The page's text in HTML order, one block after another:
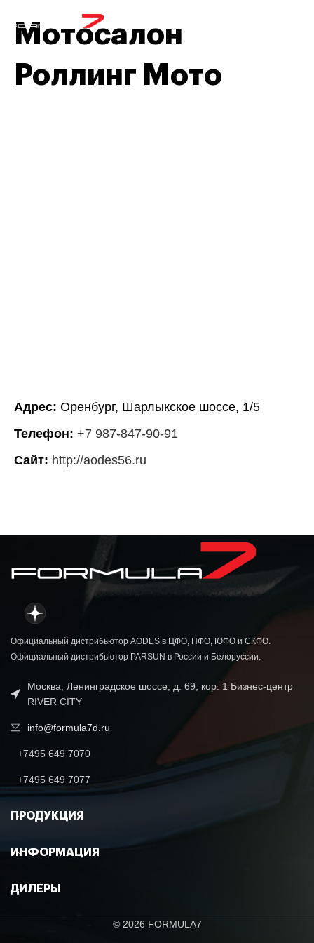
Мотосалон
Роллинг Мото
Адрес: Оренбург, Шарлыкское шоссе, 1/5
Телефон: +7 987-847-90-91
Сайт: http://aodes56.ru
Официальный дистрибьютор AODES в ЦФО, ПФО, ЮФО и СКФО.
Официальный дистрибьютор PARSUN в России и Белоруссии.
Москва, Ленинградское шоссе, д. 69, кор. 1 Бизнес-центр
RIVER CITY
info@formula7d.ru
+7495 649 7070
+7495 649 7077
ПРОДУКЦИЯ
ИНФОРМАЦИЯ
ДИЛЕРЫ
© 2026 FORMULA7